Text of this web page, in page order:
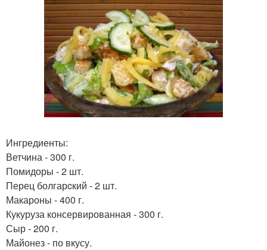
Ингредиенты:
Ветчина - 300 г.
Помидоры - 2 шт.
Перец болгарcкий - 2 шт.
Макароны - 400 г.
Кукуруза консервированная - 300 г.
Сыр - 200 г.
Майонез - по вкусу.